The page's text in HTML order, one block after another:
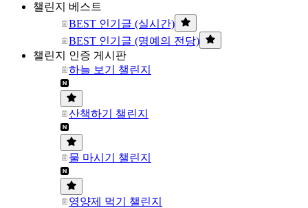
챌린지 베스트
BEST 인기글 (실시간)
BEST 인기글 (명예의 전당)
챌린지 인증 게시판
하늘 보기 챌린지
산책하기 챌린지
물 마시기 챌린지
영양제 먹기 챌린지